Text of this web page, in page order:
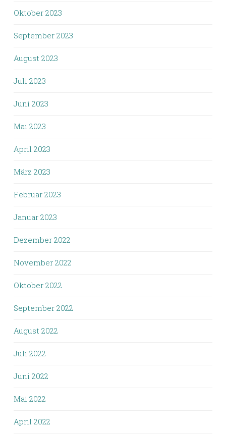
Oktober 2023
September 2023
August 2023
Juli 2023
Juni 2023
Mai 2023
April 2023
März 2023
Februar 2023
Januar 2023
Dezember 2022
November 2022
Oktober 2022
September 2022
August 2022
Juli 2022
Juni 2022
Mai 2022
April 2022